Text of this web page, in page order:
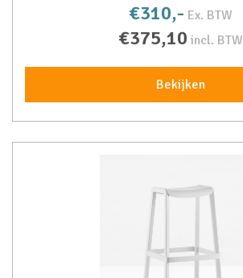
€310,- Ex. BTW
€375,10 incl. BTW
Bekijken